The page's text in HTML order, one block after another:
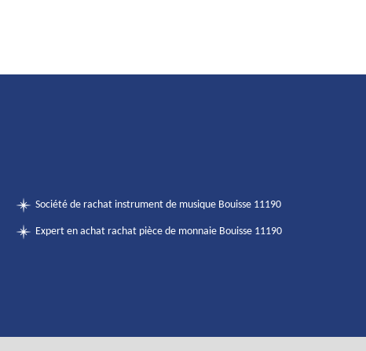
Société de rachat instrument de musique Bouisse 11190
Expert en achat rachat pièce de monnaie Bouisse 11190